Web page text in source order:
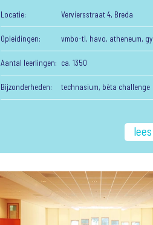
Locatie: Verviersstraat 4, Breda
Opleidingen: vmbo-tl, havo, atheneum,
Aantal leerlingen: ca. 1350
Bijzonderheden: technasium, bèta challenge